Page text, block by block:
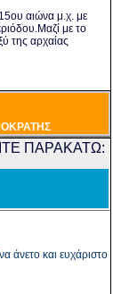
αιώνα μ.χ. με
με το
της αρχαίας
ο Ιπποκράτης
χρονολογούνται
στον
ΠΑΡΑΚΑΤΩ:
άνετο και ευχάριστο